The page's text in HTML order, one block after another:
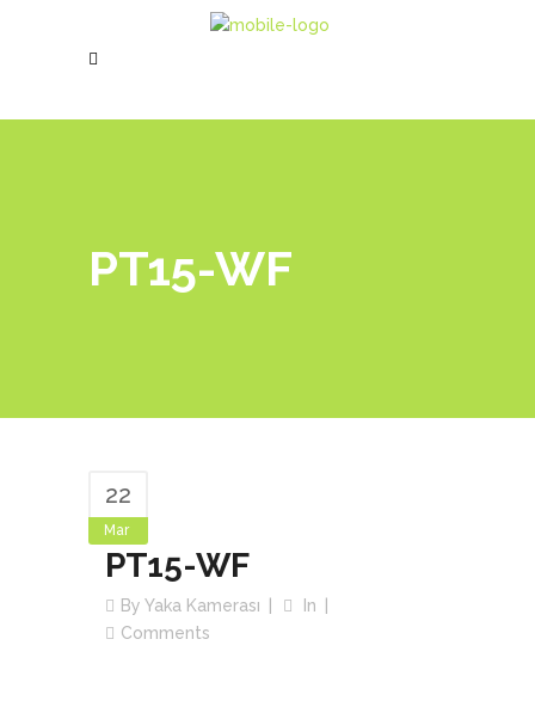
PT15-WF
22
Mar
PT15-WF
By Yaka Kamerası
In
Comments